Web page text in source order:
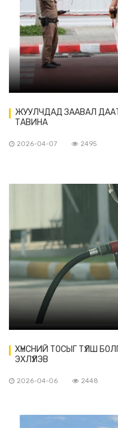
ЖУУЛЧДАД ЗААВАЛ
ТАВИНА
2026-04-07 2495
ХҮНСНИЙ ТОСЫГ ТҮЛШ
ЭХЛҮҮЛЭВ
2026-04-06 2448